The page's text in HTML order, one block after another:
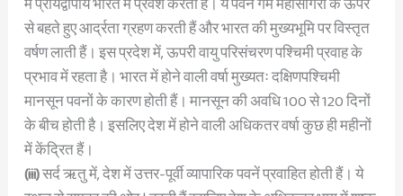
से बहते हुए आर्द्रता ग्रहण करती हैं और भारत की मुख्यभूमि पर विस्तृत
वर्षण लाती हैं। इस प्रदेश में, ऊपरी वायु परिसंचरण पश्चिमी प्रवाह के
प्रभाव में रहता है। भारत में होने वाली वर्षा मुख्यतः दक्षिणपश्चिमी
मानसून पवनों के कारण होती हैं। मानसून की अवधि 100 से 120 दिनों
के बीच होती है। इसलिए देश में होने वाली अधिकतर वर्षा कुछ ही महीनों
में केंद्रित हैं।
(iii)सर्द ऋतु में, देश में उत्तर-पूर्वी व्यापारिक पवनें प्रवाहित होती हैं। ये